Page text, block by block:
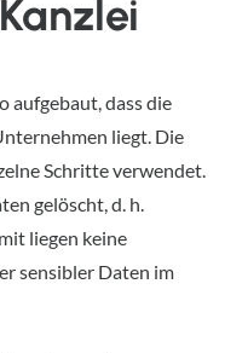
aufgebaut, dass die
liegt. Die
Schritte verwendet.
gelöscht, d. h.
liegen keine
sensibler Daten im